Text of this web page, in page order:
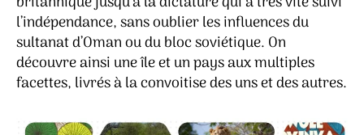
l’indépendance, sans oublier les influences du
sultanat d’Oman ou du bloc soviétique. On
découvre ainsi une île et un pays aux multiples
facettes, livrés à la convoitise des uns et des autres.